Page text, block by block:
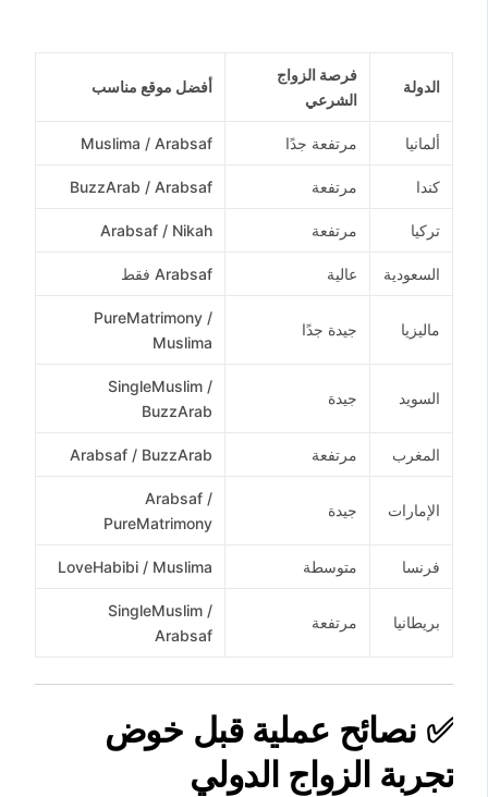
الدولة
فرصة الزواج
الشرعي
أفضل موقع مناسب
ألمانيا مرتفعة جدًا Muslima / Arabsaf
كندا مرتفعة BuzzArab / Arabsaf
تركيا مرتفعة Arabsaf / Nikah
السعودية عالية Arabsaf فقط
ماليزيا جيدة جدًا
PureMatrimony /
Muslima
السويد جيدة
SingleMuslim /
BuzzArab
المغرب مرتفعة Arabsaf / BuzzArab
الإمارات جيدة
Arabsaf /
PureMatrimony
فرنسا متوسطة LoveHabibi / Muslima
بريطانيا مرتفعة
SingleMuslim /
Arabsaf
✅ نصائح عملية قبل خوض
تجربة الزواج الدولي